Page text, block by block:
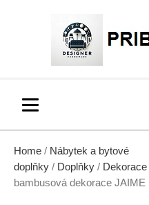
Home / Nábytek a bytové
doplňky / Doplňky / Dekorace
bambusová dekorace JAIME